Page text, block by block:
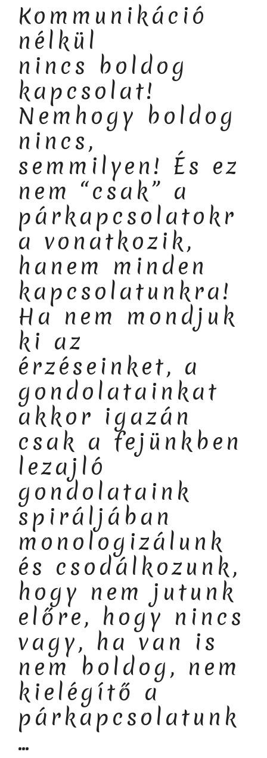
Kommunikáció
nélkül
nincs boldog
kapcsolat!
Nemhogy boldog
nincs,
semmilyen! És ez
nem “csak” a
párkapcsolatokr
a vonatkozik,
hanem minden
kapcsolatunkra!
Ha nem mondjuk
ki az
érzéseinket, a
gondolatainkat
akkor igazán
csak a fejünkben
lezajló
gondolataink
spiráljában
monologizálunk
és csodálkozunk,
hogy nem jutunk
előre, hogy nincs
vagy, ha van is
nem boldog, nem
kielégítő a
párkapcsolatunk
…